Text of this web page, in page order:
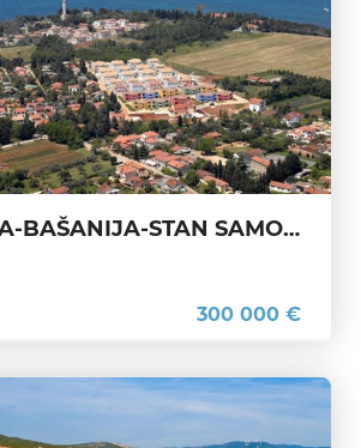
SAVUDRIJA-BAŠANIJA-STAN SAMO 300 M UDALJEN OD MORA
300 000 €